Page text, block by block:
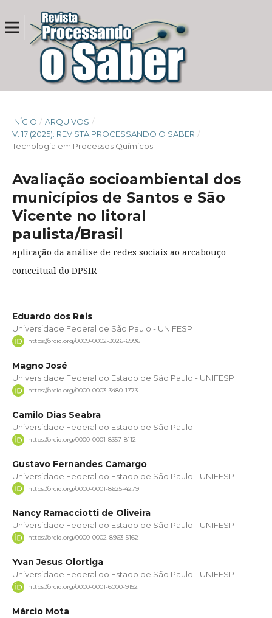
INÍCIO / ARQUIVOS /
V. 17 (2025): REVISTA PROCESSANDO O SABER /
Tecnologia em Processos Químicos
Avaliação socioambiental dos
municípios de Santos e São
Vicente no litoral
paulista/Brasil
aplicação da análise de redes sociais ao arcabouço
conceitual do DPSIR
Eduardo dos Reis
Universidade Federal de São Paulo - UNIFESP
https://orcid.org/0009-0002-3026-6996
Magno José
Universidade Federal do Estado de São Paulo - UNIFESP
https://orcid.org/0000-0003-3480-1773
Camilo Dias Seabra
Universidade Federal do Estado de São Paulo
https://orcid.org/0000-0001-8357-8112
Gustavo Fernandes Camargo
Universidade Federal do Estado de São Paulo - UNIFESP
https://orcid.org/0000-0001-8625-4279
Nancy Ramacciotti de Oliveira
Universidade Federal do Estado de São Paulo - UNIFESP
https://orcid.org/0000-0002-8963-5162
Yvan Jesus Olortiga
Universidade Federal do Estado de São Paulo - UNIFESP
https://orcid.org/0000-0001-6000-9152
Márcio Mota